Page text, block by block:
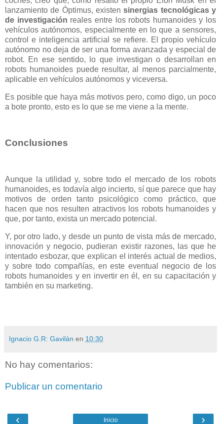
lanzamiento de Óptimus, existensinergias tecnológicas y
de investigación reales entre los robots humanoides y los
vehículos autónomos, especialmente en lo que a sensores,
control e inteligencia artificial se refiere. El propio vehículo
autónomo no deja de ser una forma avanzada y especial de
robot. En ese sentido, lo que investigan o desarrollan en
robots humanoides puede resultar, al menos parcialmente,
aplicable en vehículos autónomos y viceversa.
Es posible que haya más motivos pero, como digo, un poco
a bote pronto, esto es lo que se me viene a la mente.
Conclusiones
Aunque la utilidad y, sobre todo el mercado de los robots
humanoides, es todavía algo incierto, sí que parece que hay
motivos de orden tanto psicológico como práctico, que
hacen que nos resulten atractivos los robots humanoides y
que, por tanto, exista un mercado potencial.
Y, por otro lado, y desde un punto de vista más de mercado,
innovación y negocio, pudieran existir razones, las que he
intentado esbozar, que explican el interés actual de medios,
y sobre todo compañías, en este eventual negocio de los
robots humanoides y en invertir en él, en su capacitación y
también en su marketing.
Ignacio G.R: Gavilán en 10:30
No hay comentarios:
Publicar un comentario
‹ ›
Inicio